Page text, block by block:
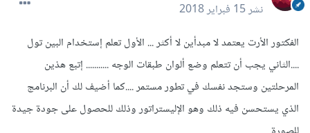
نشر15 فبراير 2018
الفكتور الأرت يعتمد لا مبدأين لا أكثر ... الأول تعلم إستخدام البين تول
....الثاني يجب أن تتعلم وضع ألوان طبقات الوجه ........... إتبع هذين
المرحلتين وستجد نفسك في تطور مستمر ....كما أضيف لك أن البرنامج
الذي يستحسن فيه ذلك وهو الإليستراتور وذلك للحصول على جودة جيدة